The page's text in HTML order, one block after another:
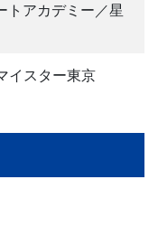
アカデミー／星
イスター東京